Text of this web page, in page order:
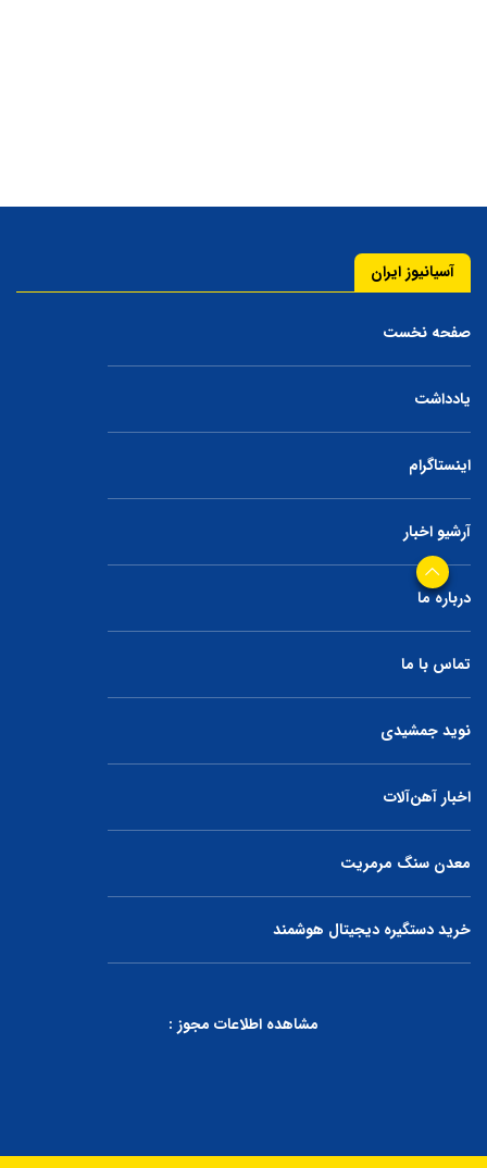
آسیانیوز ایران
صفحه نخست
یادداشت
اینستاگرام
آرشیو اخبار
درباره ما
تماس با ما
نوید جمشیدی
اخبار آهن‌آلات
معدن سنگ مرمریت
خرید دستگیره دیجیتال هوشمند
مشاهده اطلاعات مجوز :